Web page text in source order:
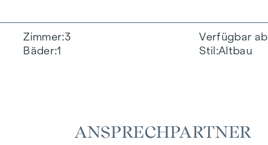
Zimmer 3
Bäder 1
Verfügbar ab
Stil Altbau
ANSPRECHPARTNER